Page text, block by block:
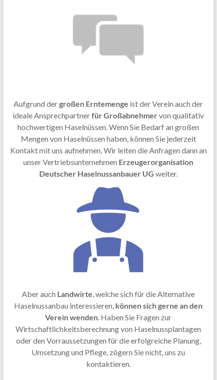
Aufgrund dergroßen Erntemenge ist der Verein auch der
ideale Ansprechpartnerfür Großabnehmervon qualitativ
hochwertigen Haselnüssen. Wenn Sie Bedarf an großen
Mengen von Haselnüssen haben, können Sie jederzeit
Kontakt mit uns aufnehmen. Wir leiten die Anfragen dann an
unser Vertriebsunternehmen Erzeugerorganisation
Deutscher Haselnussanbauer UG weiter.
Aber auch Landwirte, welche sich für die Alternative
Haselnussanbau interessieren, können sich gerne an den
Verein wenden. Haben Sie Fragen zur
Wirtschaftlichkeitsberechnung von Haselnussplantagen
oder den Vorraussetzungen für die erfolgreiche Planung,
Umsetzung und Pflege, zögern Sie nicht, uns zu
kontaktieren.